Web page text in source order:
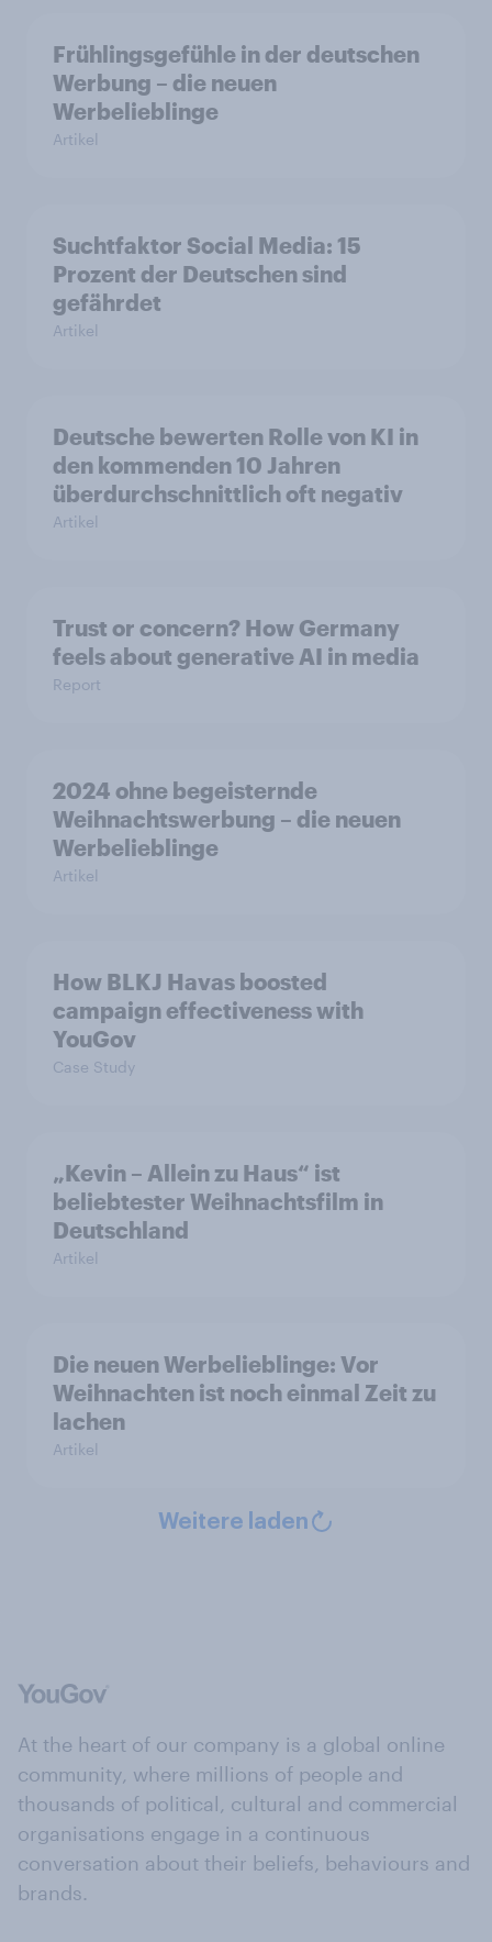
Frühlingsgefühle in der deutschen
Werbung – die neuen
Werbelieblinge
Artikel
Suchtfaktor Social Media: 15
Prozent der Deutschen sind
gefährdet
Artikel
Deutsche bewerten Rolle von KI in
den kommenden 10 Jahren
überdurchschnittlich oft negativ
Artikel
Trust or concern? How Germany
feels about generative AI in media
Report
2024 ohne begeisternde
Weihnachtswerbung – die neuen
Werbelieblinge
Artikel
How BLKJ Havas boosted
campaign effectiveness with
YouGov
Case Study
„Kevin – Allein zu Haus“ ist
beliebtester Weihnachtsfilm in
Deutschland
Artikel
Die neuen Werbelieblinge: Vor
Weihnachten ist noch einmal Zeit zu
lachen
Artikel
Weitere laden
At the heart of our company is a global online
community, where millions of people and
thousands of political, cultural and commercial
organisations engage in a continuous
conversation about their beliefs, behaviours and
brands.